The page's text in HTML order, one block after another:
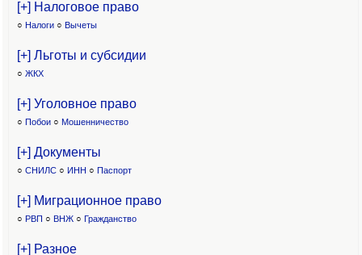
[+] Налоговое право
○ Налоги ○ Вычеты
[+] Льготы и субсидии
○ ЖКХ
[+] Уголовное право
○ Побои ○ Мошенничество
[+] Документы
○ СНИЛС ○ ИНН ○ Паспорт
[+] Миграционное право
○ РВП ○ ВНЖ ○ Гражданство
[+] Разное